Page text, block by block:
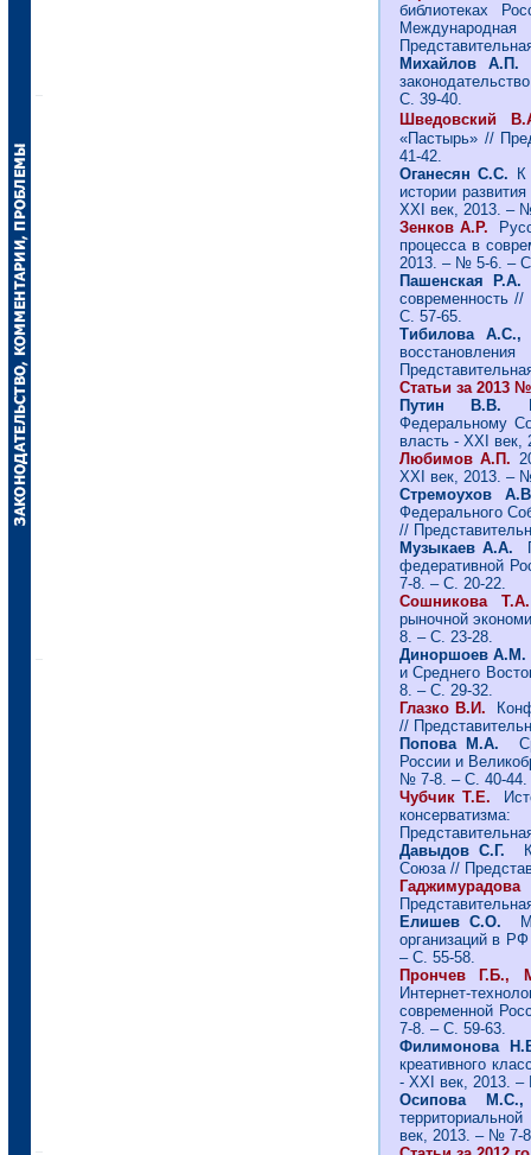
библиотеках
Михайлов А.П.
С. 39-40.
Шведовский
«Пастырь» //
41-42.
Оганесян С.С.
К
истории
ХХI век, 2013. –
Зенков А.Р.
процесса в
2013. – № 5-6. –
Пашенская Р.А.
современность
С. 57-65.
Тибилова
Статьи за 2013
Путин В.В.
Федеральному
власть - ХХI
Любимов А.П.
ХХI век, 2013. –
Стремоухов
Федерального
//
Музыкаев А.А.
федеративной
7-8. – С. 20-22.
Сошникова Т.А.
рыночной
8. – С. 23-28.
Диноршоев А.М.
и Среднего
8. – С. 29-32.
Глазко В.И.
//
Попова М.А.
России и
№ 7-8. – С. 40-44.
Чубчик Т.Е.
Давыдов С.Г.
Союза //
Елишев С.О.
организаций в
– С. 55-58.
Прончев
Интернет-
современной
7-8. – С. 59-63.
Филимонова
креативного
- ХХI век, 2013.
Осипова
век, 2013. – № 7-